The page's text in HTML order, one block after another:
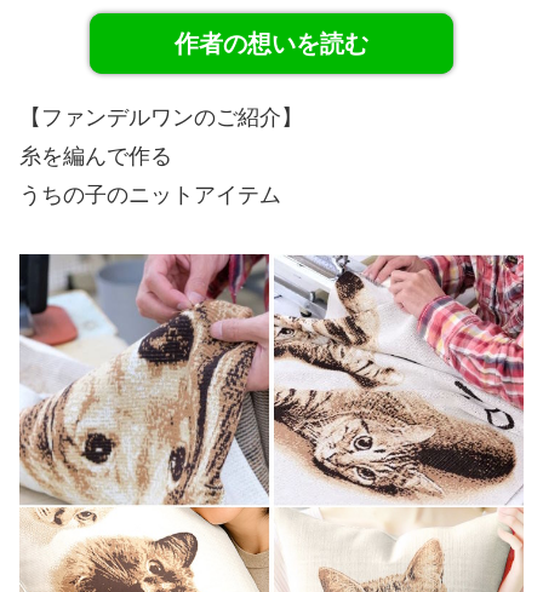
作者の想いを読む
【ファンデルワンのご紹介】
糸を編んで作る
うちの子のニットアイテム